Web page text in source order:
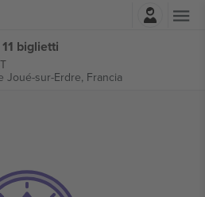
biglietti
Joué-sur-Erdre, Francia